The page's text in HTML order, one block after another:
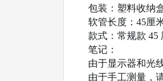
包装：塑料收纳
软管长度：45厘
款式：常规款 45
笔记：
由于显示器和光
由于手工测量，